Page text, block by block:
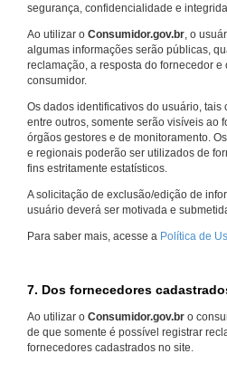
segurança, confidencialidade e
Ao utilizar o Consumidor.gov.br , o
algumas informações serão públicas,
reclamação, a resposta do fornecedor e
consumidor.
Os dados identificativos do usuário, tais
entre outros, somente serão visíveis ao
órgãos gestores e de monitoramento.
e regionais poderão ser utilizados de
fins estritamente estatísticos.
A solicitação de exclusão/edição de
usuário deverá ser motivada e
Para saber mais, acesse a Política de
7. Dos fornecedores
Ao utilizar o Consumidor.gov.br o
de que somente é possível registrar
fornecedores cadastrados no site.